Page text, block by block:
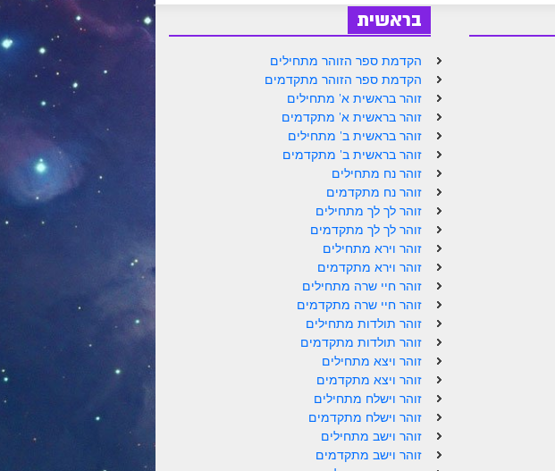
בראשית
הקדמת ספר הזוהר מתחילים
הקדמת ספר הזוהר מתקדמים
זוהר בראשית א' מתחילים
זוהר בראשית א' מתקדמים
זוהר בראשית ב' מתחילים
זוהר בראשית ב' מתקדמים
זוהר נח מתחילים
זוהר נח מתקדמים
זוהר לך לך מתחילים
זוהר לך לך מתקדמים
זוהר וירא מתחילים
זוהר וירא מתקדמים
זוהר חיי שרה מתחילים
זוהר חיי שרה מתקדמים
זוהר תולדות מתחילים
זוהר תולדות מתקדמים
זוהר ויצא מתחילים
זוהר ויצא מתקדמים
זוהר וישלח מתחילים
זוהר וישלח מתקדמים
זוהר וישב מתחילים
זוהר וישב מתקדמים